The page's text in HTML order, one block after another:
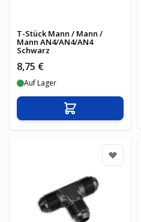
T-Stück Mann / Mann /
Mann AN4/AN4/AN4
Schwarz
8,75 €
Auf Lager
In den Warenkorb